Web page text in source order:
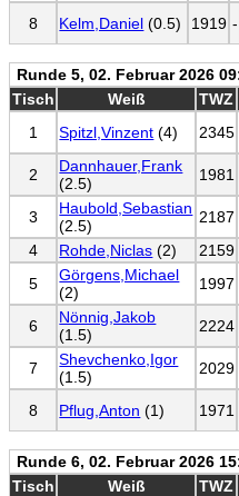
8 Kelm,Daniel (0.5) 1919 -
Runde 5, 02. Februar 2026
Tisch
Weiß TWZ
1
Spitzl,Vinzent (4) 2345
2
Dannhauer,Frank
(2.5)
1981
3
Haubold,Sebastian
(2.5)
2187
4
Rohde,Niclas (2) 2159
5
Görgens,Michael
(2)
1997
6
Nönnig,Jakob
(1.5)
2224
7
Shevchenko,Igor
(1.5)
2029
8 Pflug,Anton (1) 1971
Runde 6, 02. Februar 2026
Tisch
Weiß TWZ